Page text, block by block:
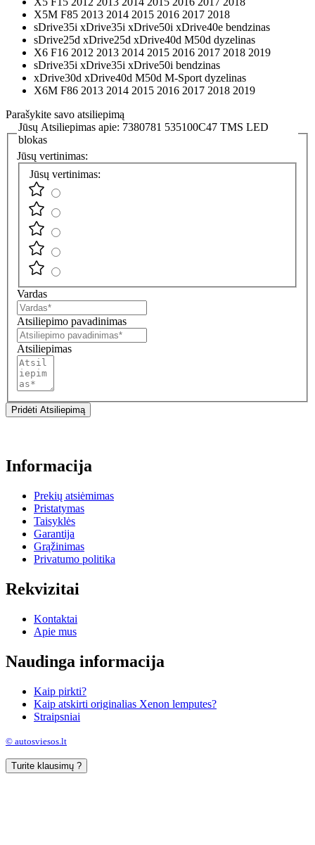
X5M F85 2013 2014 2015 2016 2017 2018
sDrive35i xDrive35i xDrive50i xDrive40e bendzinas
sDrive25d xDrive25d xDrive40d M50d dyzelinas
X6 F16 2012 2013 2014 2015 2016 2017 2018 2019
sDrive35i xDrive35i xDrive50i bendzinas
xDrive30d xDrive40d M50d M-Sport dyzelinas
X6M F86 2013 2014 2015 2016 2017 2018 2019
Parašykite savo atsiliepimą
Jūsų Atsiliepimas apie: 7380781 535100C47 TMS LED
blokas
Jūsų vertinimas:
Jūsų vertinimas:
Vardas
Atsiliepimo pavadinimas
Atsiliepimas
Pridėti Atsiliepimą
Informacija
Prekių atsiėmimas
Pristatymas
Taisyklės
Garantija
Grąžinimas
Privatumo politika
Rekvizitai
Kontaktai
Apie mus
Naudinga informacija
Kaip pirkti?
Kaip atskirti originalias Xenon lemputes?
Straipsniai
© autosviesos.lt
Turite klausimų ?